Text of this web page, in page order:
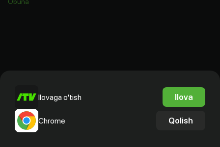
Obuna
Ilovaga o'tish Ilova
Chrome Qolish